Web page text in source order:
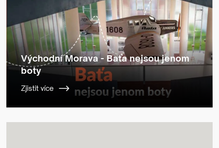
Východní Morava - Baťa nejsou jenom
boty
Zjistit více